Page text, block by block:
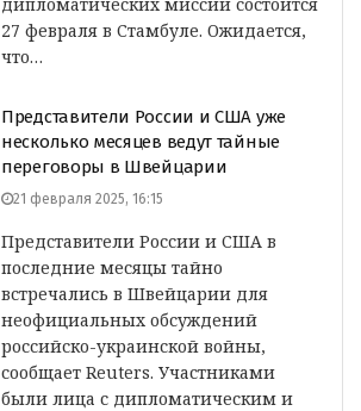
27 февраля в Стамбуле. Ожидается,
что…
Представители России и США уже
несколько месяцев ведут тайные
переговоры в Швейцарии
21 февраля 2025, 16:15
Представители России и США в
последние месяцы тайно
встречались в Швейцарии для
неофициальных обсуждений
российско-украинской войны,
сообщает Reuters. Участниками
были лица с дипломатическим и